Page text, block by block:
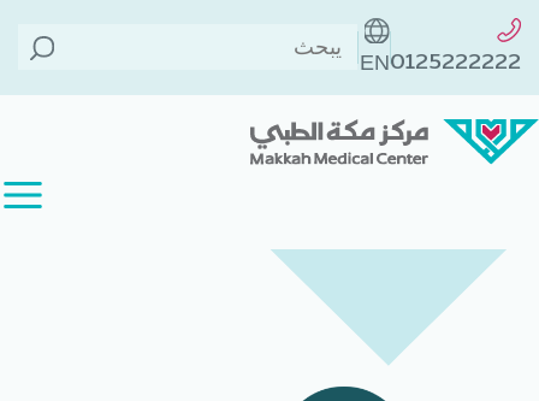
0125222222
EN
د. هند رضا عبدالفتاح
الخلف>